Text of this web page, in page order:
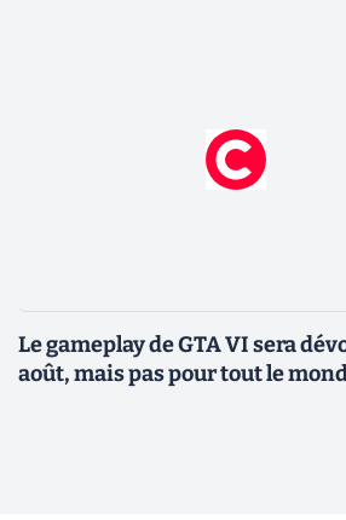
Le gameplay de GTA VI sera
août, mais pas pour tout le